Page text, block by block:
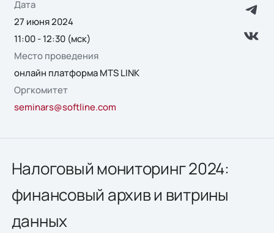
Дата
27 июня 2024
11:00 - 12:30 (мск)
Место проведения
онлайн платформа MTS LINK
Оргкомитет
seminars@softline.com
Налоговый мониторинг 2024:
финансовый архив и витрины
данных